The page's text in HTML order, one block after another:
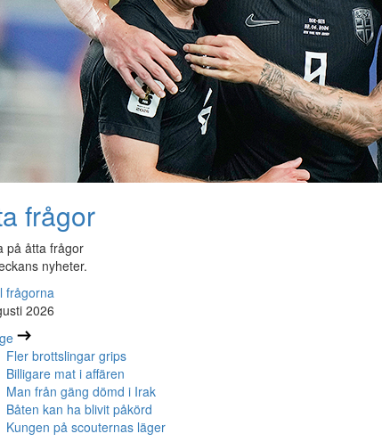
frågor
på åtta frågor
nyheter.
frågorna
2026
Fler brottslingar grips
Billigare mat i affären
Man från gäng dömd i Irak
Båten kan ha blivit påkörd
Kungen på scouternas läger